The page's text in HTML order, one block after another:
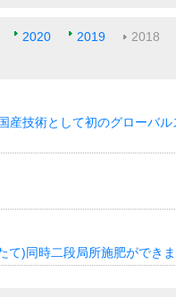
2020 2019
2018
産技術として初のグローバル
て)同時二段局所施肥ができ